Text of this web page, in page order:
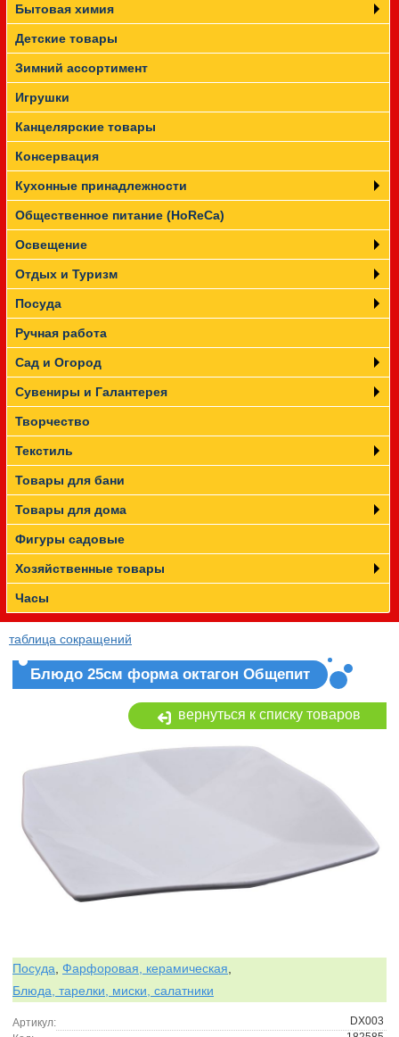
Бытовая химия
Детские товары
Зимний ассортимент
Игрушки
Канцелярские товары
Консервация
Кухонные принадлежности
Общественное питание (HoReCa)
Освещение
Отдых и Туризм
Посуда
Ручная работа
Сад и Огород
Сувениры и Галантерея
Творчество
Текстиль
Товары для бани
Товары для дома
Фигуры садовые
Хозяйственные товары
Часы
таблица сокращений
Блюдо 25см форма октагон Общепит
вернуться к списку товаров
Посуда Фарфоровая, керамическая
Блюда, тарелки, миски, салатники
Артикул:
DX003